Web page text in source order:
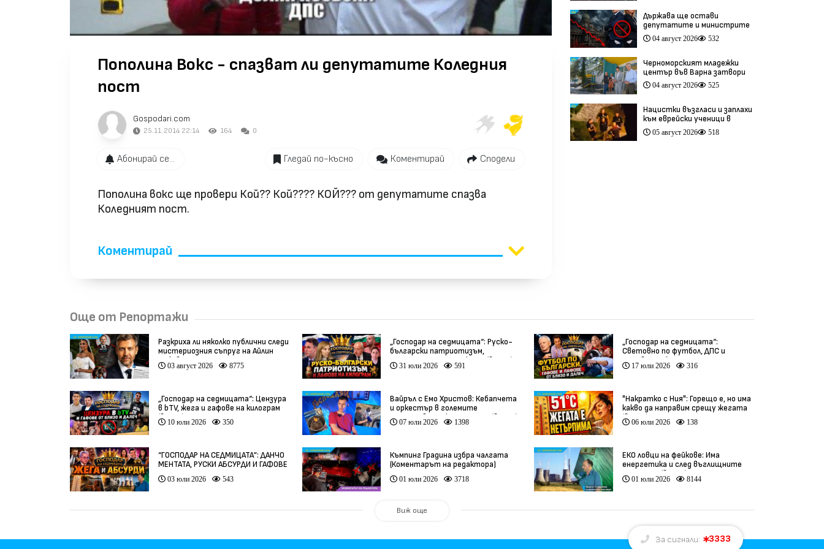
Пополина Вокс - спазват ли депутатите Коледния
пост
Gospodari.com
25.11.2014 22:14 164 0
Абонирай се... Гледай по-късно Коментирай Сподели
Пополина вокс ще провери Кой?? Кой???? КОЙ??? от депутатите спазва
Коледният пост.
Коментирай
Държава ще остави
депутатите и министрите
си без заплати, ако
бюджетът е на червено
04 август 2026 532
Черноморският младежки
център във Варна затвори
врати ден след откриването
си (видео)
04 август 2026 525
Нацистки възгласи и заплахи
към еврейски ученици в
Банско разтърсиха Италия
(видео)
05 август 2026 518
Още от Репортажи
Разкриха ли няколко публични следи
мистериозния съпруг на Айлин
Бобева?
03 август 2026 8775
„Господар на седмицата“: Руско-
български патриотизъм,
инфлуенсъри и тарикати (видео)
31 юли 2026 591
„Господар на седмицата“:
Световно по футбол, ДПС и
гафове от близо и далеч
17 юли 2026 316
„Господар на седмицата“: Цензура
в bTV, жега и гафове на килограм
(видео)
10 юли 2026 350
Вайръл с Емо Христов: Кебапчета
и оркестър в големите
задръствания към морето (видео)
07 юли 2026 1398
"Накратко с Ния": Горещо е, но има
какво да направим срещу жегата
(видео)
06 юли 2026 138
“ГОСПОДАР НА СЕДМИЦАТА”: ДАНЧО
МЕНТАТА, РУСКИ АБСУРДИ И ГАФОВЕ
ОТ ЦЯЛ СВЯТ
03 юли 2026 543
Къмпинг Градина избра чалгата
(Коментарът на редактора)
01 юли 2026 3718
ЕКО ловци на фейкове: Има
енергетика и след въглищните
централи (видео)
01 юли 2026 8144
Виж още
За сигнали: 3333